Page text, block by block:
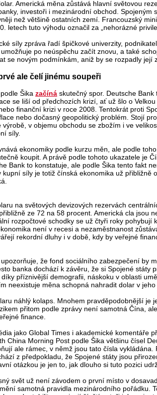
Americká měna zůstává hlavní světovou
investoři i mezinárodní obchod. Spojeným
než většině ostatních zemí. Francouzský
letech tuto výhodu označil za „nehorázné
síly zpráva řadí špičkové univerzity,
po neúspěchu začít znovu, a také
se novým podmínkám, aniž by se rozpadly její
ale čelí jinému soupeři
Šika začíná skutečný spor. Deutsche Bank
se liší od předchozích krizí, ať už šlo o
finanční krizi v roce 2008. Tentokrát proti
nebo dočasný geopolitický problém. Stojí
výrobě, v objemu obchodu se zbožím i ve
síly.
ekonomiky podle kurzu měn, ale podle
koupit. A právě podle tohoto ukazatele je
Bank to konstatuje, ale podle Šika tento fakt
kupní síly je totiž čínská ekonomika už přibližně
na světových devizových rezervách
ze 72 na 58 procent. Americká cla jsou
rozpočtové schodky se už čtyři roky pohybují
není v recesi a nezaměstnanost
rekordní dluhy i v době, kdy by veřejné
že fond sociálního zabezpečení by
banka dochází k závěru, že si Spojené státy
příznivější demografii, náskoku v oblasti
neexistuje měna schopná nahradit dolar v jeho
náhlý kolaps. Mnohem pravděpodobnější je
přitom podle zprávy není samotná Čína,
finance.
jako Global Times i akademické komentáře
China Morning Post podle Šika většinu čísel
ale rámec, v němž jsou tato čísla vykládána.
z předpokladu, že Spojené státy jsou
otázkou je jen to, jak dlouho si tuto pozici
svět už není závodem o první místo v
samotná pravidla mezinárodního pořádku.